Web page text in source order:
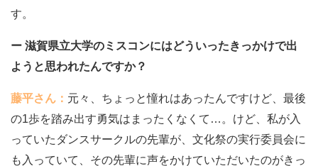
す。
ー 滋賀県立大学のミスコンにはどういったきっかけで出
ようと思われたんですか？
藤平さん： 元々、ちょっと憧れはあったんですけど、最後
の1歩を踏み出す勇気はまったくなくて…。けど、私が入
っていたダンスサークルの先輩が、文化祭の実行委員会に
も入っていて、その先輩に声をかけていただいたのがきっ